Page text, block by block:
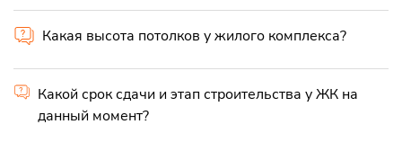
Какая высота потолков у жилого комплекса?
Какой срок сдачи и этап строительства у ЖК на
данный момент?